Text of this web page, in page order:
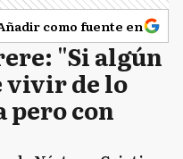
como fuente en
"Si algún
vivir de lo
pero con